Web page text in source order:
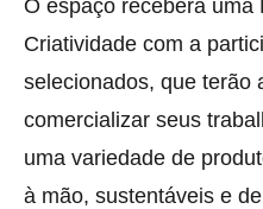
O espaço receberá uma
Criatividade com a
selecionados, que terão
comercializar seus
uma variedade de
à mão, sustentáveis e